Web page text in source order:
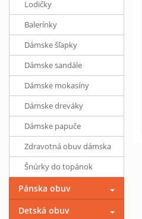
Lodičky
Balerínky
Dámske šľapky
Dámske sandále
Dámske mokasíny
Dámske dreváky
Dámske papuče
Zdravotná obuv dámska
Šnúrky do topánok
Pánska obuv
Detská obuv